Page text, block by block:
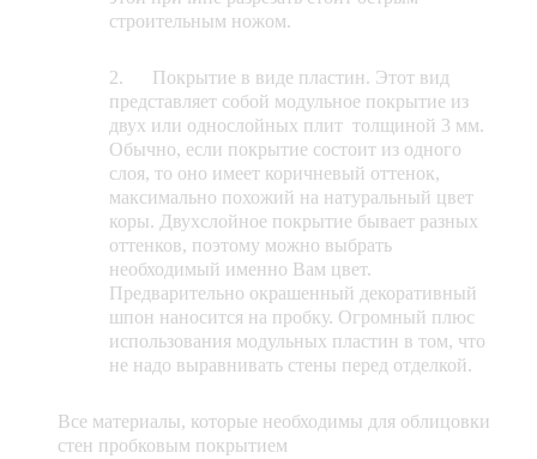
строительным ножом.
2. Покрытие в виде пластин. Этот вид
представляет собой модульное покрытие из
двух или однослойных плит толщиной 3 мм.
Обычно, если покрытие состоит из одного
слоя, то оно имеет коричневый оттенок,
максимально похожий на натуральный цвет
коры. Двухслойное покрытие бывает разных
оттенков, поэтому можно выбрать
необходимый именно Вам цвет.
Предварительно окрашенный декоративный
шпон наносится на пробку. Огромный плюс
использования модульных пластин в том, что
не надо выравнивать стены перед отделкой.
Все материалы, которые необходимы для облицовки
стен пробковым покрытием